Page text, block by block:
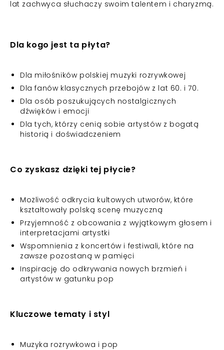
lat zachwyca słuchaczy swoim talentem i charyzmą.
Dla kogo jest ta płyta?
Dla miłośników polskiej muzyki rozrywkowej
Dla fanów klasycznych przebojów z lat 60. i 70.
Dla osób poszukujących nostalgicznych
dźwięków i emocji
Dla tych, którzy cenią sobie artystów z bogatą
historią i doświadczeniem
Co zyskasz dzięki tej płycie?
Możliwość odkrycia kultowych utworów, które
kształtowały polską scenę muzyczną
Przyjemność z obcowania z wyjątkowym głosem i
interpretacjami artystki
Wspomnienia z koncertów i festiwali, które na
zawsze pozostaną w pamięci
Inspirację do odkrywania nowych brzmień i
artystów w gatunku pop
Kluczowe tematy i styl
Muzyka rozrywkowa i pop